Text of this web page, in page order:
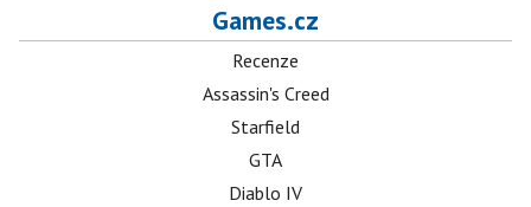
Games.cz
Recenze
Assassin's Creed
Starfield
GTA
Diablo IV